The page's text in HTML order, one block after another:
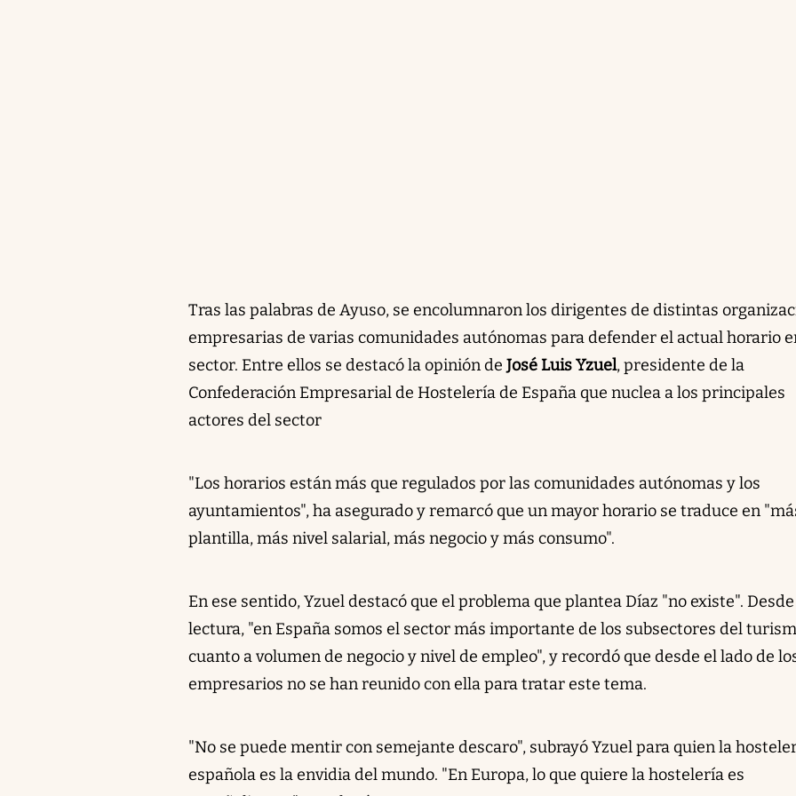
Tras las palabras de Ayuso, se encolumnaron los dirigentes de distintas
empresarias de varias comunidades autónomas para defender el actual horario
sector. Entre ellos se destacó la opinión de José Luis Yzuel, presidente de la
Confederación Empresarial de Hostelería de España que nuclea a los principales
actores del sector
"Los horarios están más que regulados por las comunidades autónomas y los
ayuntamientos", ha asegurado y remarcó que un mayor horario se traduce en
plantilla, más nivel salarial, más negocio y más consumo".
En ese sentido, Yzuel destacó que el problema que plantea Díaz "no existe".
lectura, "en España somos el sector más importante de los subsectores del
cuanto a volumen de negocio y nivel de empleo", y recordó que desde el lado de
empresarios no se han reunido con ella para tratar este tema.
"No se puede mentir con semejante descaro", subrayó Yzuel para quien la
española es la envidia del mundo. "En Europa, lo que quiere la hostelería es